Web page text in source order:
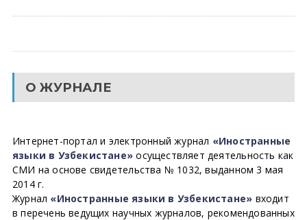
О ЖУРНАЛЕ
Интернет-портал и электронный журнал «Иностранные
языки в Узбекистане» осуществляет деятельность как
СМИ на основе свидетельства № 1032, выданном 3 мая
2014 г.
Журнал «Иностранные языки в Узбекистане» входит
в перечень ведущих научных журналов, рекомендованных